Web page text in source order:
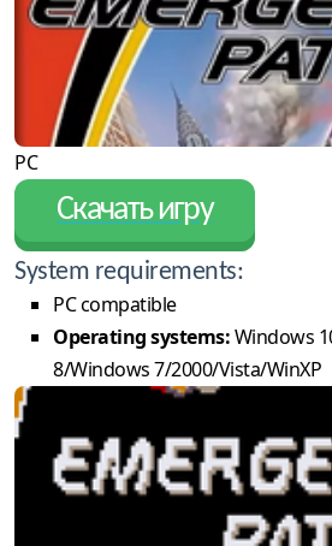
PC
Скачать игру
System requirements:
PC compatible
Operating systems:Windows
8/Windows 7/2000/Vista/WinXP